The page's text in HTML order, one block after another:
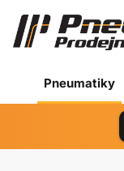
Pneumatiky